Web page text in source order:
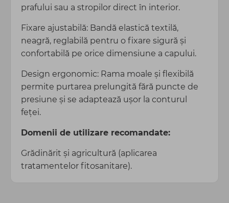
prafului sau a stropilor direct în interior.
Fixare ajustabilă: Bandă elastică textilă,
neagră, reglabilă pentru o fixare sigură și
confortabilă pe orice dimensiune a capului.
Design ergonomic: Rama moale și flexibilă
permite purtarea prelungită fără puncte de
presiune și se adaptează ușor la conturul
feței.
Domenii de utilizare recomandate:
Grădinărit și agricultură (aplicarea
tratamentelor fitosanitare).